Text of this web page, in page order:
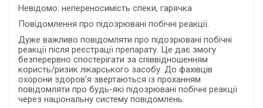
Невідомо: непереносимість спеки, гарячка
Повідомлення про підозрювані побічні реакції.
Дуже важливо повідомляти про підозрювані побічні
реакції після реєстрації препарату. Це дає змогу
безперервно спостерігати за співвідношенням
користь/ризик лікарського засобу. До фахівців
охорони здоров'я звертаються із проханням
повідомляти про будь-які підозрювані побічні реакції
через національну систему повідомлень.